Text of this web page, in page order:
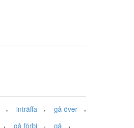
, inträffa , gå över ,
, gå förbi , gå ,